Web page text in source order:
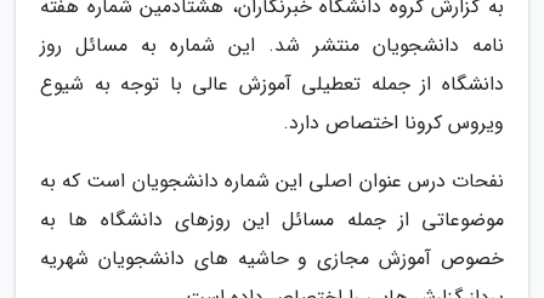
به گزارش گروه دانشگاه خبرنگاران، هشتادمین شماره هفته
نامه دانشجویان منتشر شد. این شماره به مسائل روز
دانشگاه از جمله تعطیلی آموزش عالی با توجه به شیوع
ویروس کرونا اختصاص دارد.
نفحات درس عنوان اصلی این شماره دانشجویان است که به
موضوعاتی از جمله مسائل این روزهای دانشگاه ها به
خصوص آموزش مجازی و حاشیه های دانشجویان شهریه